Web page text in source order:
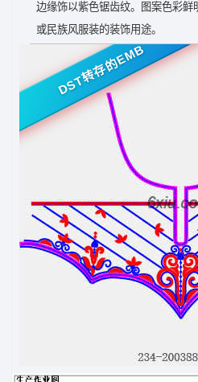
边缘饰以紫色锯齿纹。图案色彩
或民族风服装的装饰用途。
DST转存的EMB